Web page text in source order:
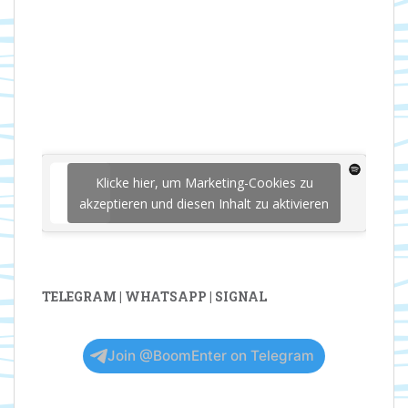
Klicke hier, um Marketing-Cookies zu
akzeptieren und diesen Inhalt zu aktivieren
TELEGRAM | WHATSAPP | SIGNAL
Join @BoomEnter on Telegram